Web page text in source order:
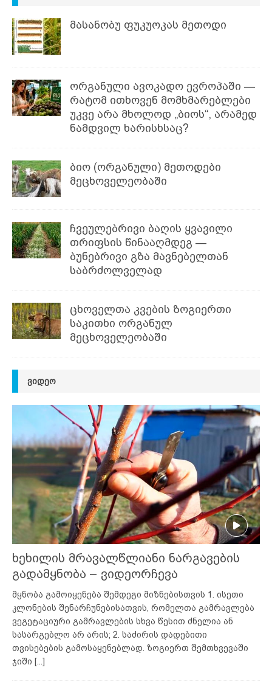
მასანობუ ფუკუოკას მეთოდი
ორგანული ავოკადო ევროპაში —
რატომ ითხოვენ მომხმარებლები
უკვე არა მხოლოდ „ბიოს“, არამედ
ნამდვილ ხარისხსაც?
ბიო (ორგანული) მეთოდები
მეცხოველეობაში
ჩვეულებრივი ბაღის ყვავილი
თრიფსის წინააღმდეგ —
ბუნებრივი გზა მავნებელთან
საბრძოლველად
ცხოველთა კვების ზოგიერთი
საკითხი ორგანულ
მეცხოველეობაში
ᲕᲘᲓᲔᲝ
ხეხილის მრავალწლიანი ნარგავების
გადამყნობა – ვიდეორჩევა
მყნობა გამოიყენება შემდეგი მიზნებისთვის 1. ისეთი
კლონების შენარჩუნებისათვის, რომელთა გამრავლება
ვეგეტაციური გამრავლების სხვა წესით ძნელია ან
სასარგებლო არ არის; 2. საძირის დადებითი
თვისებების გამოსაყენებლად. ზოგიერთ შემთხვევაში
ჯიში [...]